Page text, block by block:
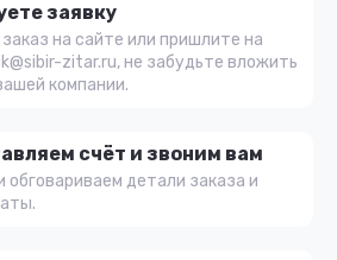
заявку
на сайте или пришлите на
zitar.ru, не забудьте вложить
компании.
счёт и звоним вам
обговариваем детали заказа и